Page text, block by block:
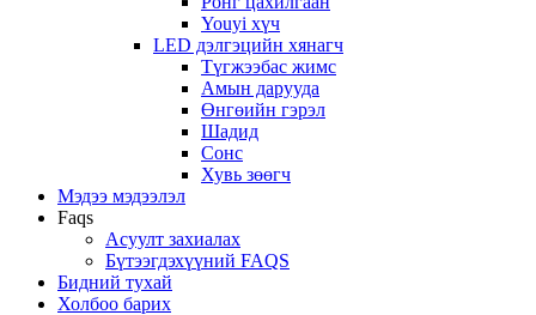
Youyi хүч
LED дэлгэцийн хянагч
Түгжээбас жимс
Амын дарууда
Өнгөийн гэрэл
Шадид
Сонс
Хувь зөөгч
Мэдээ мэдээлэл
Faqs
Асуулт захиалах
Бүтээгдэхүүний FAQS
Бидний тухай
Холбоо барих